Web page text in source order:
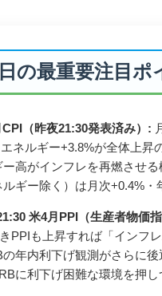
の最重要注目ポ
（昨夜21:30発表済み）:
ネルギー+3.8%が全体上昇
ー高がインフレを再燃させ
ギー除く）は月次+0.4%・
米4月PPI（生産者物価
PPIも上昇すれば「インフ
の年内利下げ観測がさらに
に利下げ困難な環境を押し